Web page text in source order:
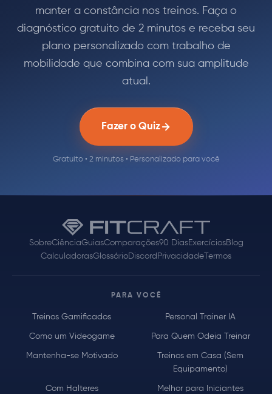
manter a constância nos treinos. Faça o
diagnóstico gratuito de 2 minutos e receba seu
plano personalizado com trabalho de
mobilidade que combina com sua amplitude
atual.
Fazer o Quiz
Gratuito • 2 minutos • Personalizado para você
SobreCiênciaGuiasComparações90 DiasExercíciosBlog
CalculadorasGlossárioDiscord Privacidade Termos
PARA VOCÊ
Treinos Gamificados Personal Trainer IA
Como um Videogame Para Quem Odeia Treinar
Mantenha-se Motivado
Treinos em Casa (Sem
Equipamento)
Com Halteres Melhor para Iniciantes